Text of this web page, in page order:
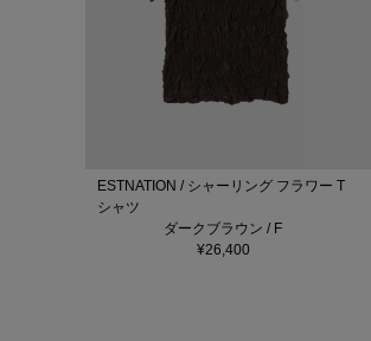
ESTNATION / シャーリング フラワー T
シャツ
ダークブラウン / F
¥26,400